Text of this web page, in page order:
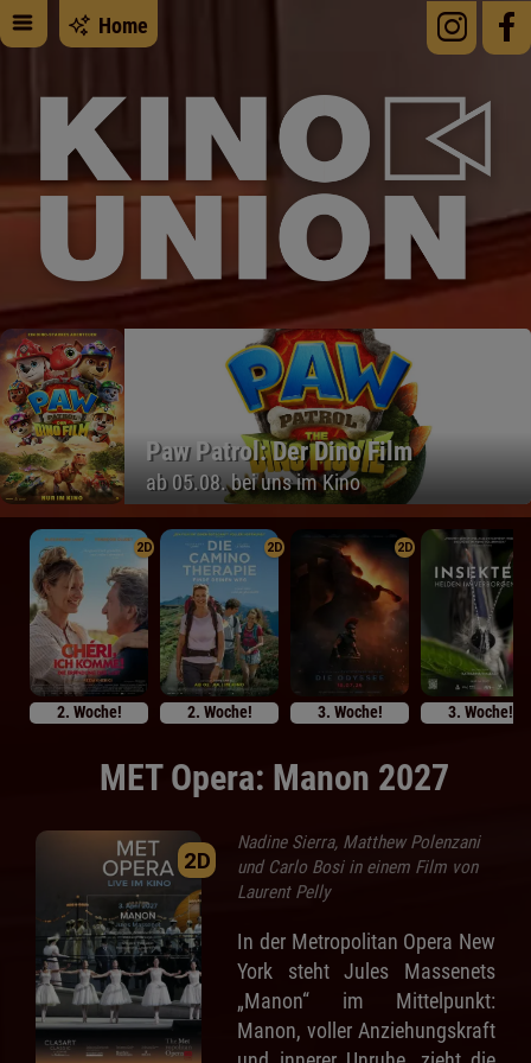
Home
Paw Patrol: Der Dino Film
ab 05.08. bei uns im Kino
2D
2. Woche!
2D
2. Woche!
2D
3. Woche! 3. Woche!
MET Opera: Manon 2027
2D
Nadine Sierra, Matthew Polenzani
und Carlo Bosi in einem Film von
Laurent Pelly
In der Metropolitan Opera New
York steht Jules Massenets
„Manon“ im Mittelpunkt:
Manon, voller Anziehungskraft